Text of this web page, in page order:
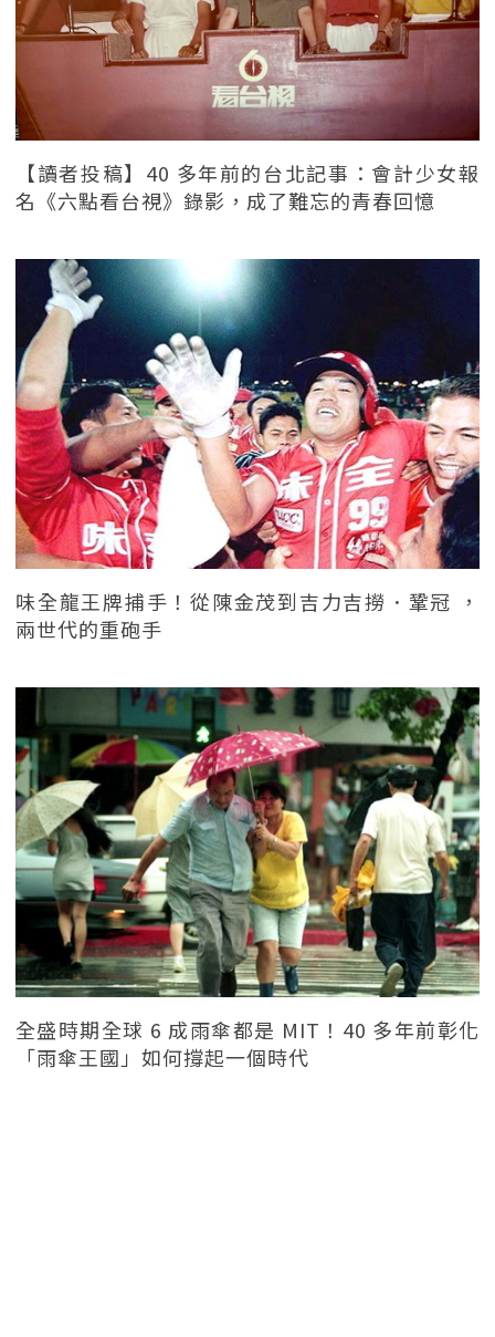
【讀者投稿】40 多年前的台北記事：會計少女報
名《六點看台視》錄影，成了難忘的青春回憶
味全龍王牌捕手！從陳金茂到吉力吉撈．鞏冠 ，
兩世代的重砲手
全盛時期全球 6 成雨傘都是 MIT！40 多年前彰化
「雨傘王國」如何撐起一個時代